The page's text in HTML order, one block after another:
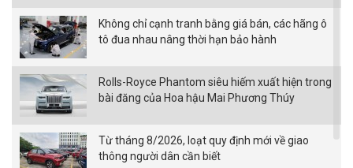
Không chỉ cạnh tranh bằng giá bán, các hãng ô
tô đua nhau nâng thời hạn bảo hành
Rolls-Royce Phantom siêu hiếm xuất hiện trong
bài đăng của Hoa hậu Mai Phương Thúy
Từ tháng 8/2026, loạt quy định mới về giao
thông người dân cần biết